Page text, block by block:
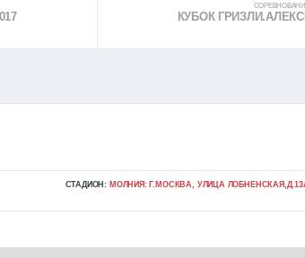
КУБОК
СТАДИОН: МОЛНИЯ: Г.МОСКВА, УЛИЦА